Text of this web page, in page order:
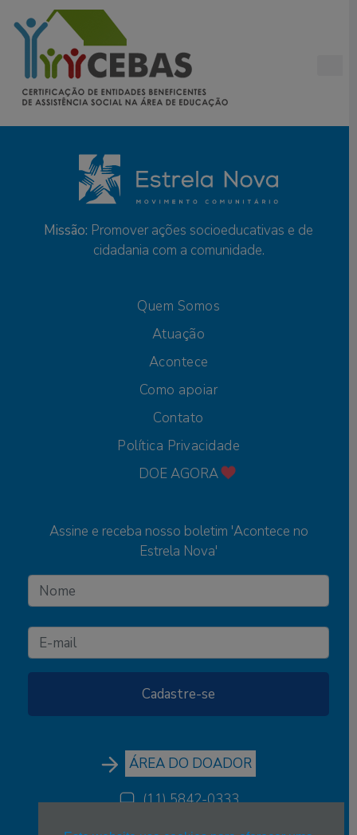
Missão: Promover ações socioeducativas e de
cidadania com a comunidade.
Quem Somos
Atuação
Acontece
Como apoiar
Contato
Política Privacidade
DOE AGORA
Assine e receba nosso boletim 'Acontece no
Estrela Nova'
ÁREA DO DOADOR
(11) 5842-0333